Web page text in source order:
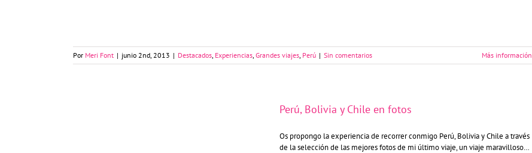
Por Meri Font | junio 2nd, 2013 | Destacados, Experiencias, Grandes viajes, Perú | Sin comentarios Más información
Perú, Bolivia y Chile en fotos
Os propongo la experiencia de recorrer conmigo Perú, Bolivia y Chile a través
de la selección de las mejores fotos de mi último viaje, un viaje maravilloso…